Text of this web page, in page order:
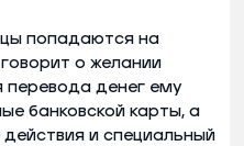
попадаются на
о желании
перевода денег ему
банковской карты, а
и специальный